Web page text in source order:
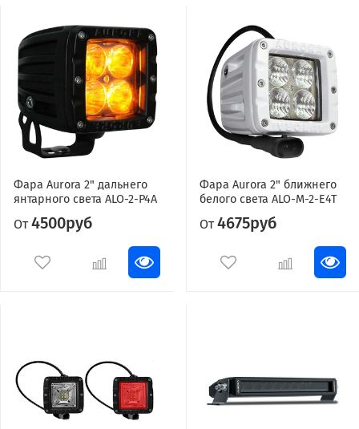
Фара Aurora 2" дальнего
янтарного света ALO-2-P4A
От 4500руб
Фара Aurora 2" ближнего
белого света ALO-M-2-E4T
От 4675руб